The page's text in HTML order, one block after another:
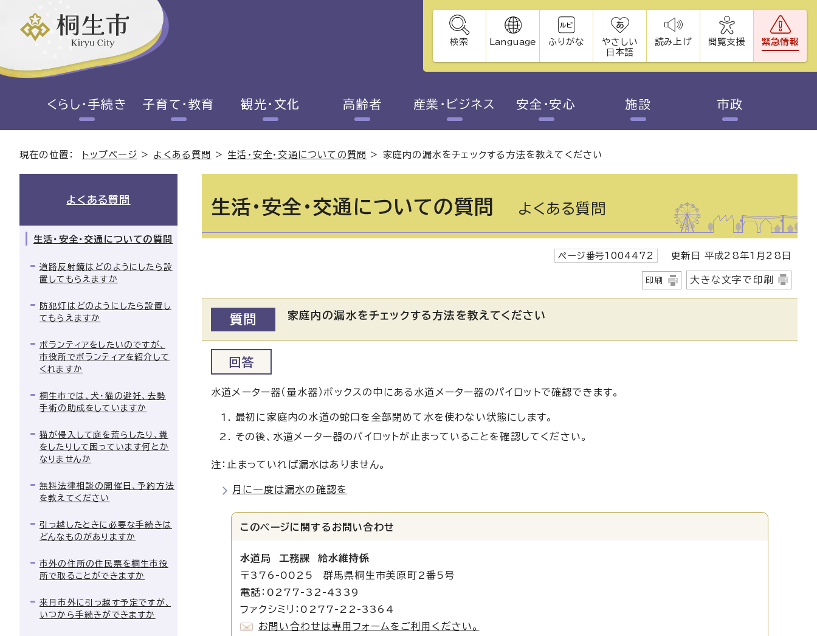
検索 Language ふりがな
やさしい
日本語
読み上げ 閲覧支援 緊急情報
くらし・手続き 子育て・教育 観光・文化 高齢者 産業・ビジネス 安全・安心 施設 市政
現在の位置： トップページ > よくある質問 > 生活・安全・交通についての質問 > 家庭内の漏水をチェックする方法を教えてください
生活・安全・交通についての質問 よくある質問
ページ番号1004472 更新日 平成28年1月28日
印刷 大きな文字で印刷
質問 家庭内の漏水をチェックする方法を教えてください
回答
水道メーター器（量水器）ボックスの中にある水道メーター器のパイロットで確認できます。
最初に家庭内の水道の蛇口を全部閉めて水を使わない状態にします。
その後、水道メーター器のパイロットが止まっていることを確認してください。
注：止まっていれば漏水はありません。
月に一度は漏水の確認を
このページに関する お問い合わせ
水道局 工務課 給水維持係
〒376-0025 群馬県桐生市美原町2番5号
電話：0277-32-4339
ファクシミリ：0277-22-3364
お問い合わせは専用フォームをご利用ください。
よくある質問
生活・安全・交通についての質問
道路反射鏡はどのようにしたら設
置してもらえますか
防犯灯はどのようにしたら設置し
てもらえますか
ボランティアをしたいのですが、
市役所でボランティアを紹介して
くれますか
桐生市では、犬・猫の避妊、去勢
手術の助成をしていますか
猫が侵入して庭を荒らしたり、糞
をしたりして困っています何とか
なりませんか
無料法律相談の開催日、予約方法
を教えてください
引っ越したときに必要な手続きは
どんなものがありますか
市外の住所の住民票を桐生市役
所で取ることができますか
来月市外に引っ越す予定ですが、
いつから手続きができますか